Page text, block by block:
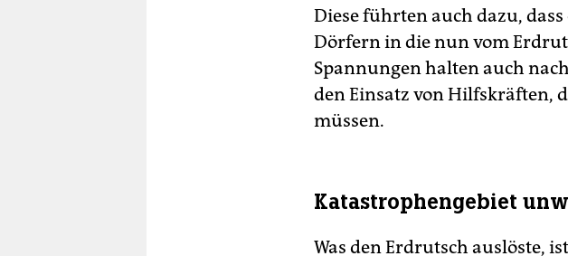
Diese führten auch dazu,
Dörfern in die nun vom
Spannungen halten auch
den Einsatz von Hilfskräften,
müssen.
Katastrophengebiet
Was den Erdrutsch auslöste,